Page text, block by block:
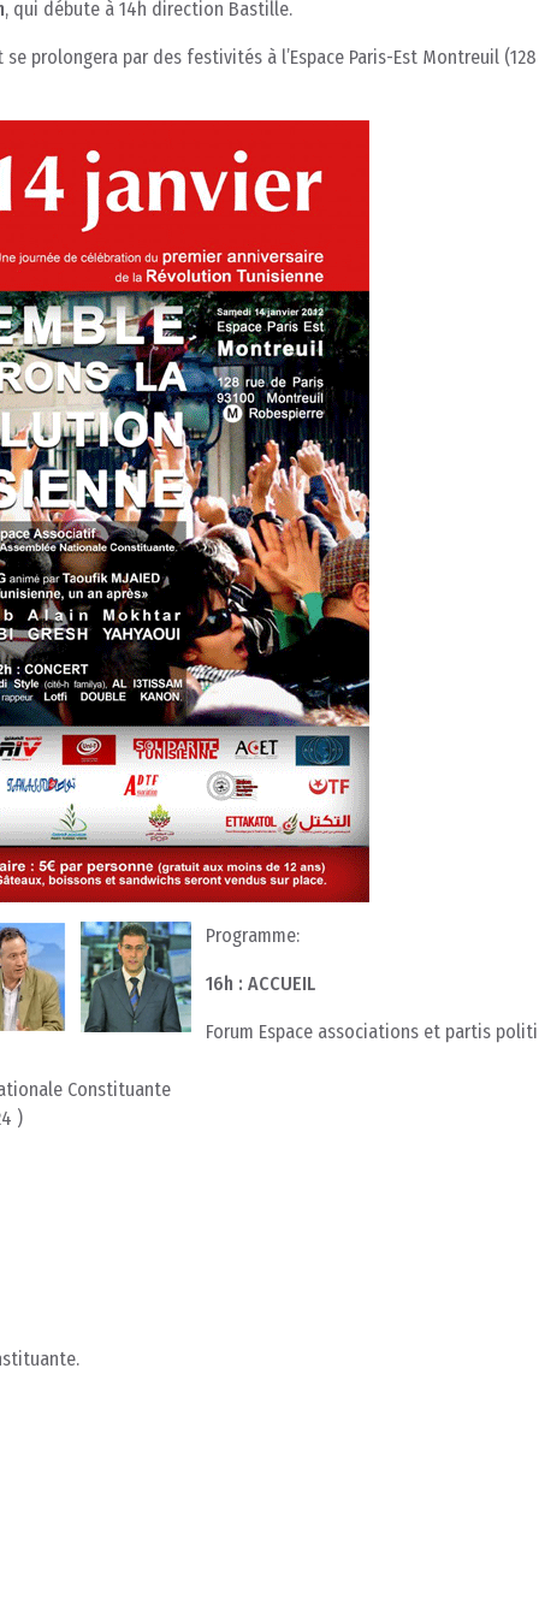
, qui débute à 14h direction Bastille.
prolongera par des festivités à l’Espace Paris-Est Montreuil
Programme:
16h : ACCUEIL
Forum Espace associations et partis
Constituante
)